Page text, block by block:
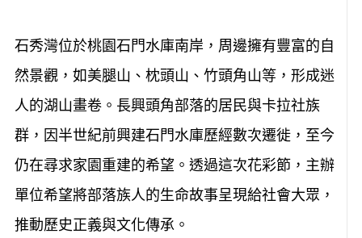
石秀灣位於桃園石門水庫南岸，周邊擁有豐富的自
然景觀，如美腿山、枕頭山、竹頭角山等，形成迷
人的湖山畫卷。長興頭角部落的居民與卡拉社族
群，因半世紀前興建石門水庫歷經數次遷徙，至今
仍在尋求家園重建的希望。透過這次花彩節，主辦
單位希望將部落族人的生命故事呈現給社會大眾，